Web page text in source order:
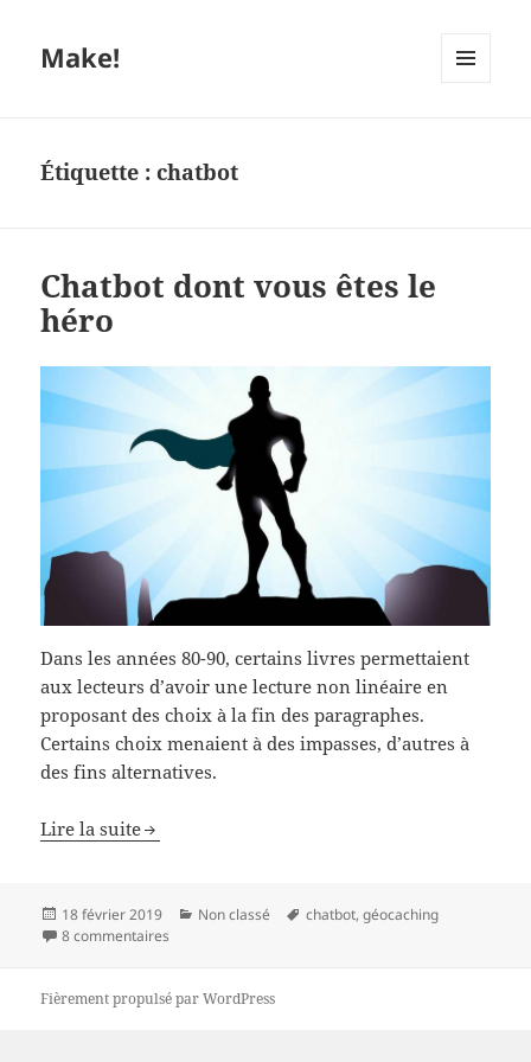
Make!
Étiquette :chatbot
Chatbot dont vous êtes le
héro
Dans les années 80-90, certains livres permettaient
aux lecteurs d’avoir une lecture non linéaire en
proposant des choix à la fin des paragraphes.
Certains choix menaient à des impasses, d’autres à
des fins alternatives.
Lire la suite
Publié
le
18 février 2019 Catégories
Non classé
Mots-
chatbot,géocaching
8 commentaires
Fièrement propulsé par WordPress